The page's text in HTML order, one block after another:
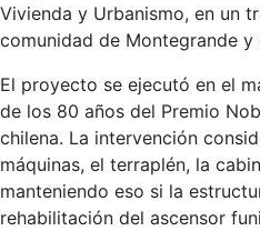
Vivienda y Urbanismo, en un
comunidad de Montegrande y
El proyecto se ejecutó en el
de los 80 años del Premio
chilena. La intervención
máquinas, el terraplén, la
manteniendo eso si la
rehabilitación del ascensor